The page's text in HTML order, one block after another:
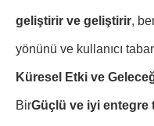
geliştirir ve geliştirir,
yönünü ve kullanıcı
Küresel Etki ve
BirGüçlü ve iyi entegre